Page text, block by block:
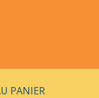
PANIER